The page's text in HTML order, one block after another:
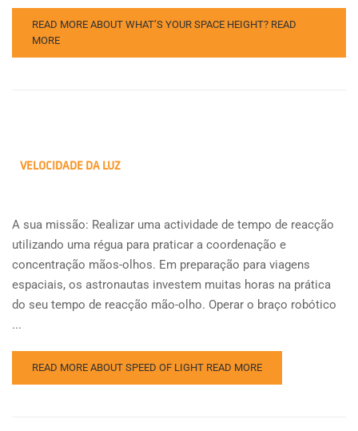
READ MORE ABOUT WHAT’S YOUR SPACE HEIGHT? READ
MORE
VELOCIDADE DA LUZ
A sua missão: Realizar uma actividade de tempo de reacção
utilizando uma régua para praticar a coordenação e
concentração mãos-olhos. Em preparação para viagens
espaciais, os astronautas investem muitas horas na prática
do seu tempo de reacção mão-olho. Operar o braço robótico
...
READ MORE ABOUT SPEED OF LIGHT READ MORE